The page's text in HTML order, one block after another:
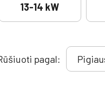
13-14 kW
pagal: